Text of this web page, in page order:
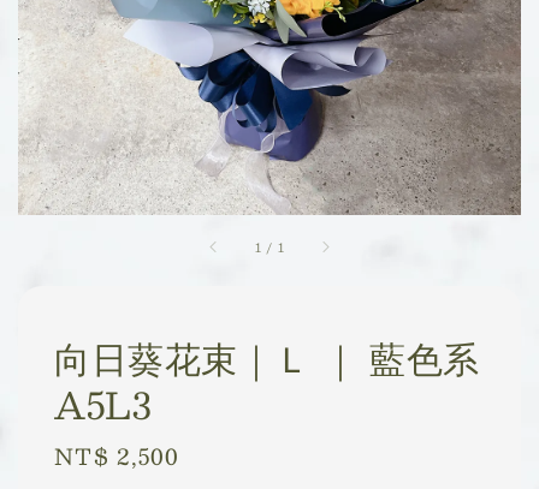
1 / 1
向日葵花束｜Ｌ ｜ 藍色系
A5L3
Regular
NT$ 2,500